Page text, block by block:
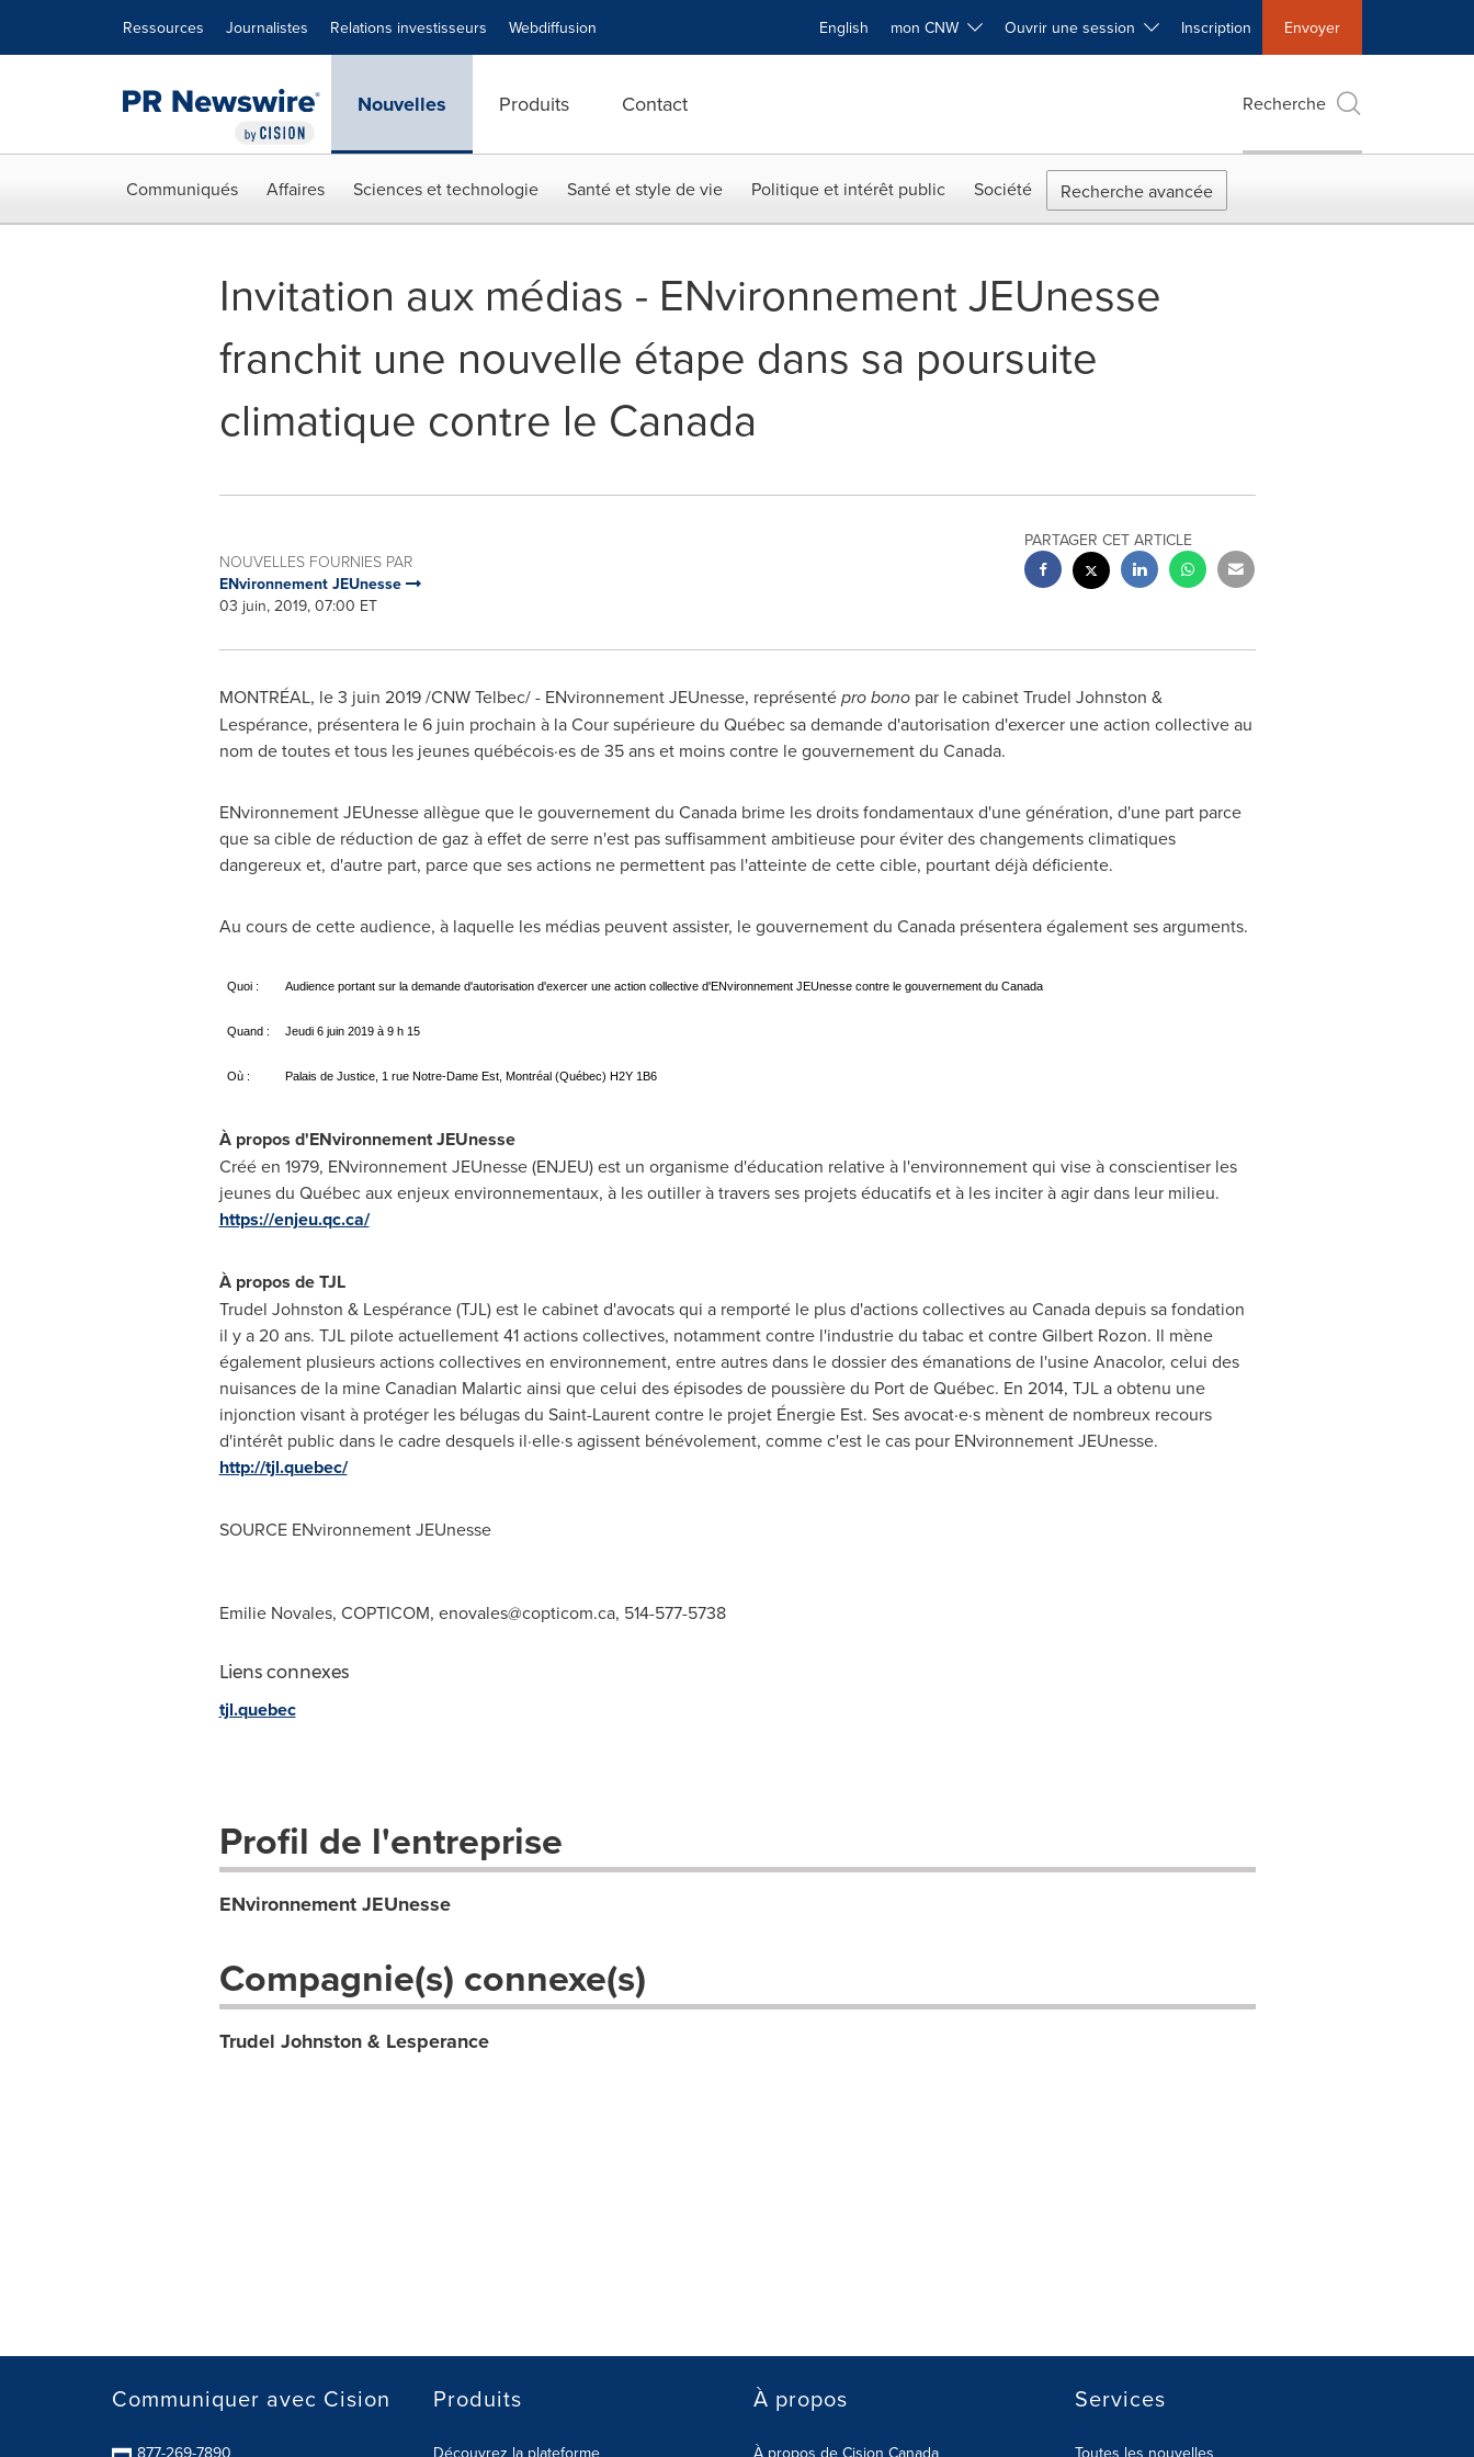
Ressources Journalistes Relations investisseurs Webdiffusion English mon CNW Ouvrir une session Inscription Envoyer
Nouvelles Produits Contact Recherche
Communiqués Affaires Sciences et technologie Santé et style de vie Politique et intérêt public Société Recherche avancée
Invitation aux médias - ENvironnement JEUnesse
franchit une nouvelle étape dans sa poursuite
climatique contre le Canada
NOUVELLES FOURNIES PAR
ENvironnement JEUnesse
03 juin, 2019, 07:00 ET
PARTAGER CET ARTICLE
MONTRÉAL, le 3 juin 2019 /CNW Telbec/ - ENvironnement JEUnesse, représentépro bonopar le cabinetTrudel Johnston &
Lespérance, présentera le 6 juin prochain à la Cour supérieure du Québec sa demande d'autorisation d'exercer une action collective au
nom de toutes et tous les jeunes québécois·es de 35 ans et moins contre le gouvernement du Canada.
ENvironnement JEUnesse allègue que le gouvernement du Canadabrime les droits fondamentaux d'une génération, d'une part parce
que sa cible de réduction de gaz à effet de serre n'est pas suffisamment ambitieuse pour éviter des changements climatiques
dangereux et, d'autre part, parce que ses actions ne permettent pas l'atteinte de cette cible, pourtant déjà déficiente.
Au cours de cette audience, à laquelle les médias peuvent assister, le gouvernement du Canadaprésentera également ses arguments.
Quoi : Audience portant sur la demande d'autorisation d'exercer une action collective d'ENvironnement JEUnesse contre le gouvernement du Canada
Quand : Jeudi 6 juin 2019 à 9 h 15
Où : Palais de Justice, 1 rue Notre-Dame Est, Montréal (Québec) H2Y 1B6
À propos d'ENvironnement JEUnesse
Créé en 1979, ENvironnement JEUnesse (ENJEU) est un organisme d'éducation relative à l'environnement qui vise à conscientiser les
jeunes du Québec aux enjeux environnementaux, à les outiller à travers ses projets éducatifs et à les inciter à agir dans leur milieu.
https://enjeu.qc.ca/
À propos de TJL
Trudel Johnston & Lespérance (TJL) est le cabinet d'avocats qui a remporté le plus d'actions collectives au Canadadepuis sa fondation
il y a 20 ans. TJL pilote actuellement 41 actions collectives, notamment contre l'industrie du tabac et contreGilbert Rozon. Il mène
également plusieurs actions collectives en environnement, entre autres dans le dossier des émanations de l'usine Anacolor, celui des
nuisances de la mine Canadian Malartic ainsi que celui des épisodes de poussière du Port de Québec. En 2014, TJL a obtenu une
injonction visant à protéger les bélugas du Saint-Laurentcontre le projet Énergie Est. Ses avocat·e·s mènent de nombreux recours
d'intérêt public dans le cadre desquels il·elle·s agissent bénévolement, comme c'est le cas pour ENvironnement JEUnesse.
http://tjl.quebec/
SOURCE ENvironnement JEUnesse
Emilie Novales, COPTICOM, enovales@copticom.ca, 514-577-5738
Liens connexes
tjl.quebec
Profil de l'entreprise
ENvironnement JEUnesse
Compagnie(s) connexe(s)
Trudel Johnston & Lesperance
Communiquer avec Cision
877-269-7890
Produits
Découvrez la plateforme
À propos
À propos de Cision Canada
Services
Toutes les nouvelles